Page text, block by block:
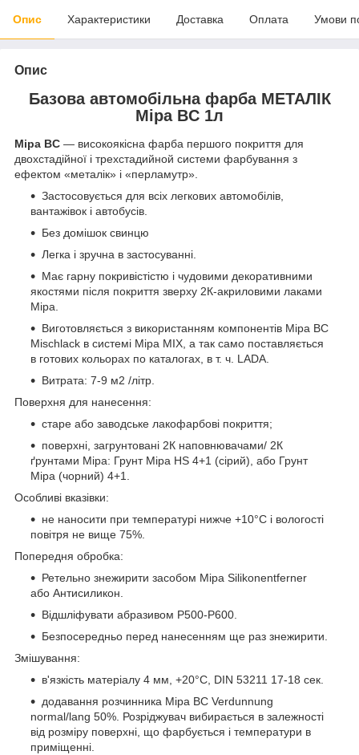
Опис Характеристики Доставка Оплата Умови
Опис
Базова автомобільна фарба МЕТАЛІК
Mipa BC 1л
Mipa BC — високоякісна фарба першого покриття для
двохстадійної і трехстадийной системи фарбування з
ефектом «металік» і «перламутр».
Застосовується для всіх легкових автомобілів,
вантажівок і автобусів.
Без домішок свинцю
Легка і зручна в застосуванні.
Має гарну покривістістю і чудовими декоративними
якостями після покриття зверху 2К-акриловими лаками
Mipa.
Виготовляється з використанням компонентів Mipa BC
Mischlack в системі Mipa MIX, а так само поставляється
в готових кольорах по каталогах, в т. ч. LADA.
Витрата: 7-9 м2 /літр.
Поверхня для нанесення:
старе або заводське лакофарбові покриття;
поверхні, загрунтовані 2К наповнювачами/ 2К
ґрунтами Mipa: Грунт Mipa HS 4+1 (сірий), або Грунт
Mipa (чорний) 4+1.
Особливі вказівки:
не наносити при температурі нижче +10°С і вологості
повітря не вище 75%.
Попередня обробка:
Ретельно знежирити засобом Mipa Silikonentferner
або Антисиликон.
Відшліфувати абразивом Р500-Р600.
Безпосередньо перед нанесенням ще раз знежирити.
Змішування:
в'язкість матеріалу 4 мм, +20°С, DIN 53211 17-18 сек.
додавання розчинника Mipa ВС Verdunnung
normal/lang 50%. Розріджувач вибирається в залежності
від розміру поверхні, що фарбується і температури в
приміщенні.